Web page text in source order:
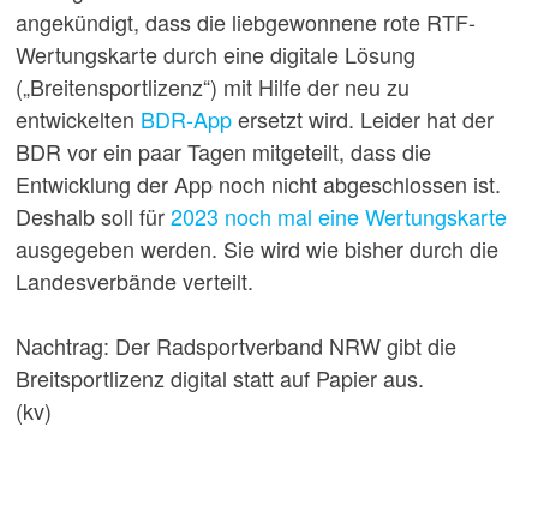
angekündigt, dass die liebgewonnene rote RTF-
Wertungskarte durch eine digitale Lösung
(„Breitensportlizenz“) mit Hilfe der neu zu
entwickelten BDR-Appersetzt wird. Leider hat der
BDR vor ein paar Tagen mitgeteilt, dass die
Entwicklung der App noch nicht abgeschlossen ist.
Deshalb soll für2023 noch mal eine Wertungskarte
ausgegeben werden. Sie wird wie bisher durch die
Landesverbände verteilt.
Nachtrag: Der Radsportverband NRW gibt die
Breitsportlizenz digital statt auf Papier aus.
(kv)